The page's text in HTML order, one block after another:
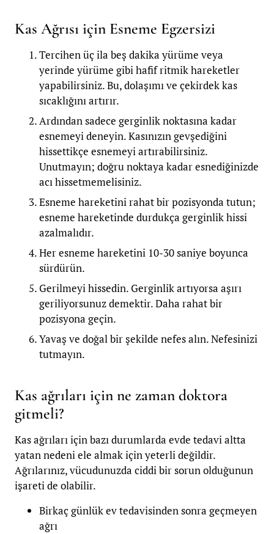
Kas Ağrısı için Esneme Egzersizi
Tercihen üç ila beş dakika yürüme veya
yerinde yürüme gibi hafif ritmik hareketler
yapabilirsiniz. Bu, dolaşımı ve çekirdek kas
sıcaklığını artırır.
Ardından sadece gerginlik noktasına kadar
esnemeyi deneyin. Kasınızın gevşediğini
hissettikçe esnemeyi artırabilirsiniz.
Unutmayın; doğru noktaya kadar esnediğinizde
acı hissetmemelisiniz.
Esneme hareketini rahat bir pozisyonda tutun;
esneme hareketinde durdukça gerginlik hissi
azalmalıdır.
Her esneme hareketini 10-30 saniye boyunca
sürdürün.
Gerilmeyi hissedin. Gerginlik artıyorsa aşırı
geriliyorsunuz demektir. Daha rahat bir
pozisyona geçin.
Yavaş ve doğal bir şekilde nefes alın. Nefesinizi
tutmayın.
Kas ağrıları için ne zaman doktora
gitmeli?
Kas ağrıları için bazı durumlarda evde tedavi altta
yatan nedeni ele almak için yeterli değildir.
Ağrılarınız, vücudunuzda ciddi bir sorun olduğunun
işareti de olabilir.
Birkaç günlük ev tedavisinden sonra geçmeyen
ağrı